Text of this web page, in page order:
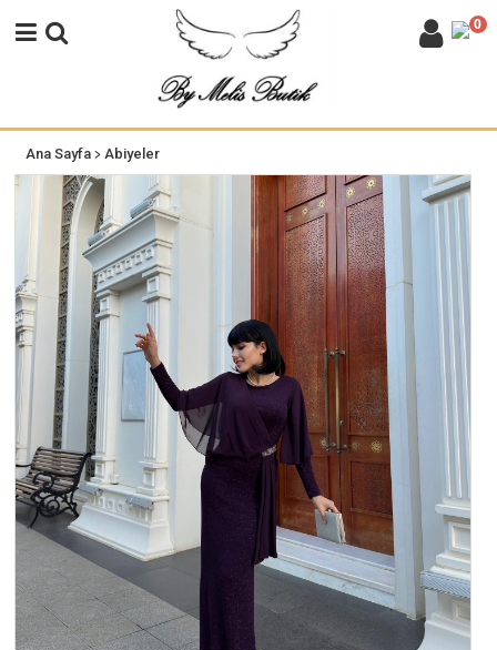
0
Ana Sayfa> Abiyeler